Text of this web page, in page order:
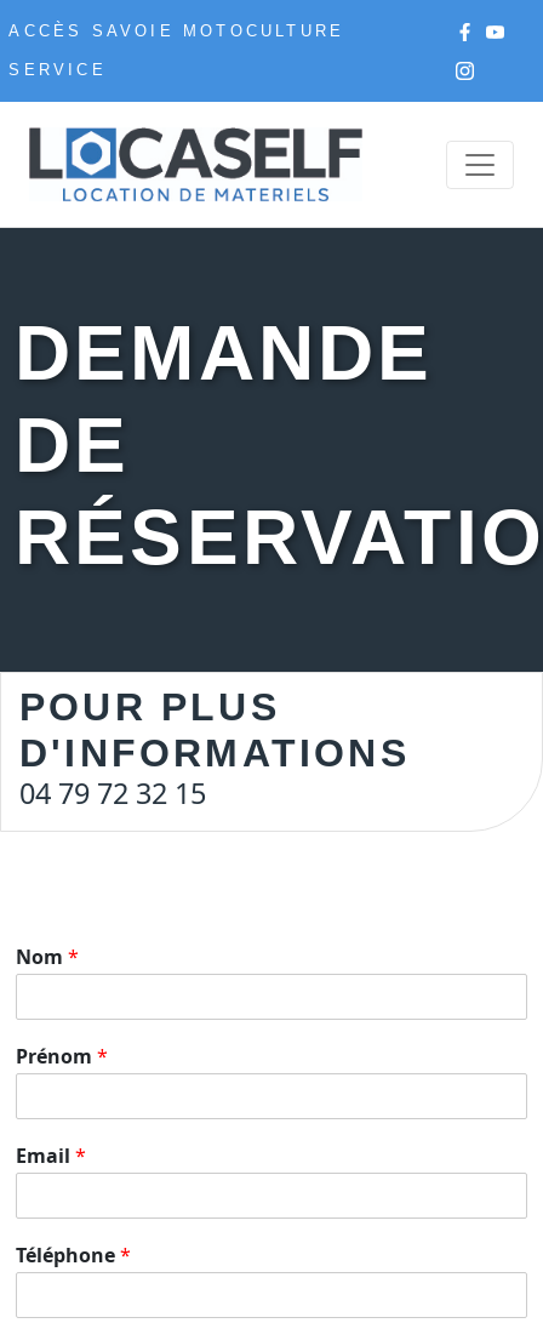
ACCÈS SAVOIE MOTOCULTURE
SERVICE
DEMANDE
DE
POUR PLUS
D'INFORMATIONS
04 79 72 32 15
Nom *
Prénom *
Email *
Téléphone*